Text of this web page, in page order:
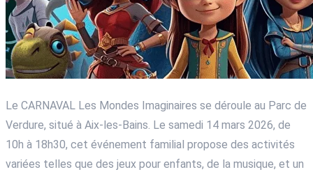
Le CARNAVAL Les Mondes Imaginaires se déroule au Parc de
Verdure, situé à Aix-les-Bains. Le samedi 14 mars 2026, de
10h à 18h30, cet événement familial propose des activités
variées telles que des jeux pour enfants, de la musique, et un